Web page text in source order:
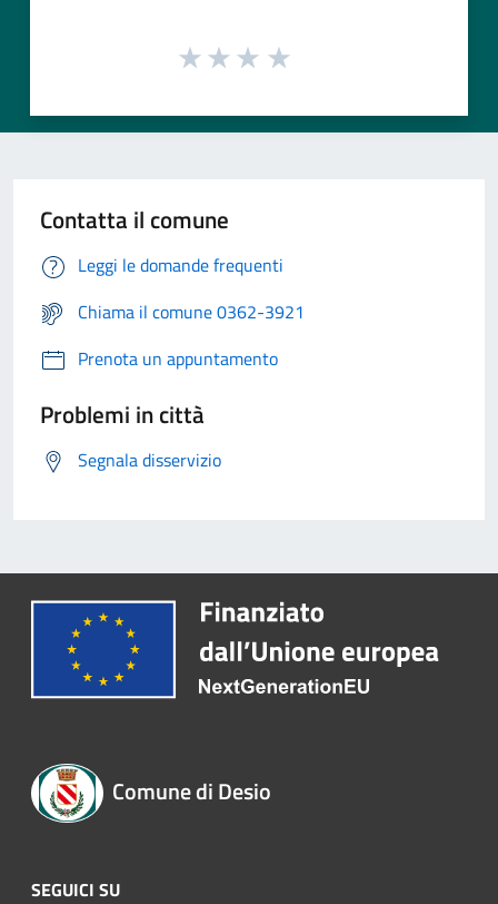
Contatta il comune
Leggi le domande frequenti
Chiama il comune 0362-3921
Prenota un appuntamento
Problemi in città
Segnala disservizio
Comune di Desio
SEGUICI SU